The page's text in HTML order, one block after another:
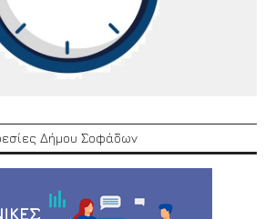
Δήμου Σοφάδων